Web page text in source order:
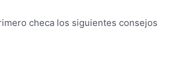
checa los siguientes consejos